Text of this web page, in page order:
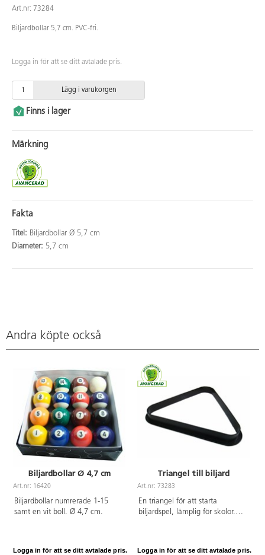
Art.nr: 73284
Biljardbollar 5,7 cm. PVC-fri.
Logga in för att se ditt avtalade pris.
Lägg i varukorgen
Finns i lager
Märkning
Fakta
Titel: Biljardbollar Ø 5,7 cm
Diameter: 5,7 cm
Andra köpte också
Biljardbollar Ø 4,7 cm
Art.nr: 16420
Biljardbollar numrerade 1-15
samt en vit boll. Ø 4,7 cm.
Logga in för att se ditt avtalade pris.
Triangel till biljard
Art.nr: 73283
En triangel för att starta
biljardspel, lämplig för skolor.
Logga in för att se ditt avtalade pris.